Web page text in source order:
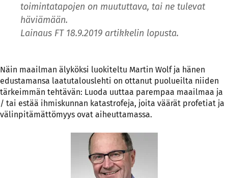
toimintatapojen on muututtava, tai ne tulevat
häviämään.
Lainaus FT 18.9.2019 artikkelin lopusta.
Näin maailman älyköksi luokiteltu Martin Wolf ja hänen
edustamansa laatutalouslehti on ottanut puolueilta niiden
tärkeimmän tehtävän: Luoda uuttaa parempaa maailmaa ja
/ tai estää ihmiskunnan katastrofeja, joita väärät profetiat ja
välinpitämättömyys ovat aiheuttamassa.